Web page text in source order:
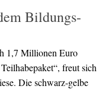
Bildungs-
1,7 Millionen Euro
freut sich
Die schwarz-gelbe